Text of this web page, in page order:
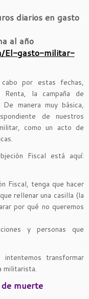
diarios en gasto
al año
El-gasto-militar-
por estas fechas,
la campaña de
manera muy básica,
de nuestros
como un acto de
Fiscal está aquí:
Fiscal, tenga que hacer
rellenar una casilla (la
por qué no queremos
y personas que
transformar
militarista.
de muerte